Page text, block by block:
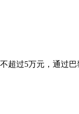
过5万元，通过巴